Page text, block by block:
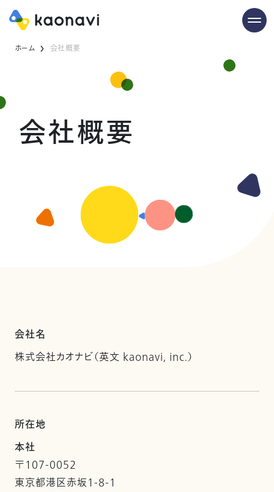
ホーム 会社概要
会社概要
会社名
株式会社カオナビ（英文 kaonavi, inc.）
所在地
本社
〒107-0052
東京都港区赤坂1-8-1